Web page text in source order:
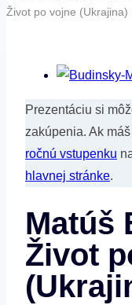
Život po vojne (Ukrajina)
Prezentáciu si
zakúpenia. Ak
ročnú vstupenku
hlavnej stránke.
Matúš
Život